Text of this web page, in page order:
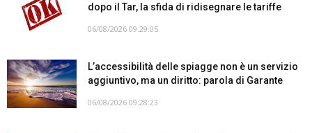
dopo il Tar, la sfida di ridisegnare le tariffe
06/08/2026 09:29:05
L’accessibilità delle spiagge non è un servizio
aggiuntivo, ma un diritto: parola di Garante
06/08/2026 09:28:23